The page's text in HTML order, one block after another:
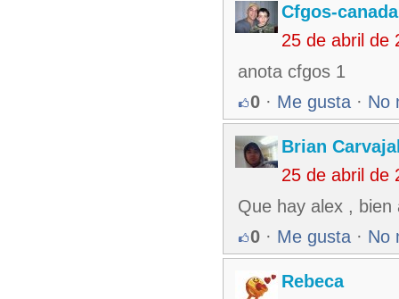
Cfgos-canada
25 de abril de
anota cfgos 1
0 · Me gusta · No
Brian
25 de abril de
Que hay alex ,
0 · Me gusta · No
Rebeca